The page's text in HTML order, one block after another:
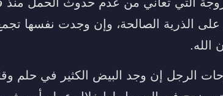
الذرية الصالحة، وإن وجدت نفسها
الله.
الرجل إن وجد البيض الكثير في حلم